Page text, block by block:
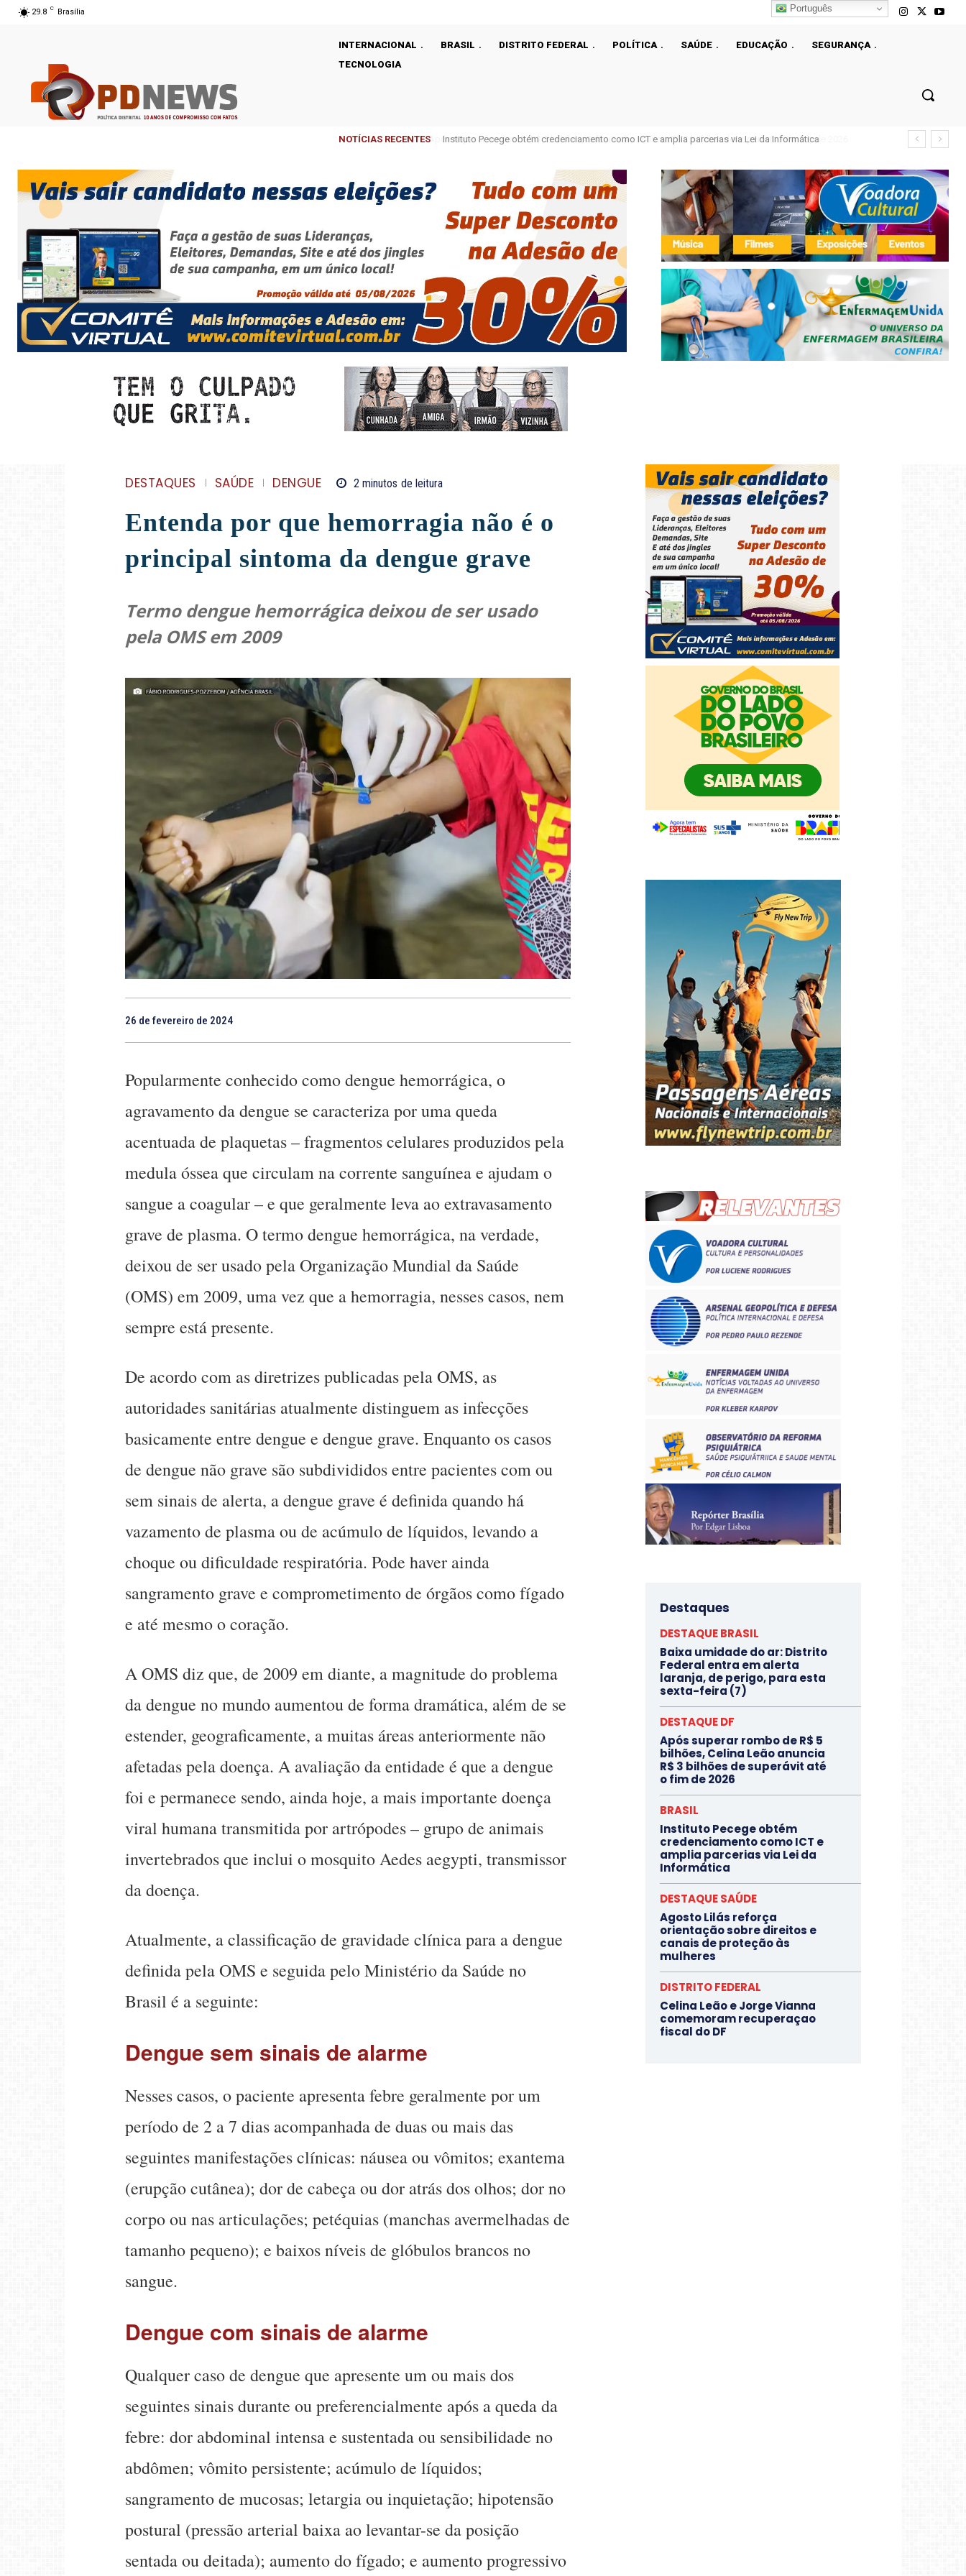
29.8 C Brasília
INTERNACIONAL BRASIL DISTRITO FEDERAL POLÍTICA SAÚDE EDUCAÇÃO
SEGURANÇA
TECNOLOGIA
NOTÍCIAS RECENTES Instituto Pecege obtém credenciamento como ICT e amplia parcerias via Lei da Informática
DESTAQUES SAÚDE DENGUE 2 minutos de leitura
Entenda por que hemorragia não é o
principal sintoma da dengue grave
Termo dengue hemorrágica deixou de ser usado
pela OMS em 2009
26 de fevereiro de 2024
Popularmente conhecido como dengue hemorrágica, o
agravamento da dengue se caracteriza por uma queda
acentuada de plaquetas – fragmentos celulares produzidos pela
medula óssea que circulam na corrente sanguínea e ajudam o
sangue a coagular – e que geralmente leva ao extravasamento
grave de plasma. O termo dengue hemorrágica, na verdade,
deixou de ser usado pela Organização Mundial da Saúde
(OMS) em 2009, uma vez que a hemorragia, nesses casos, nem
sempre está presente.
De acordo com as diretrizes publicadas pela OMS, as
autoridades sanitárias atualmente distinguem as infecções
basicamente entre dengue e dengue grave. Enquanto os casos
de dengue não grave são subdivididos entre pacientes com ou
sem sinais de alerta, a dengue grave é definida quando há
vazamento de plasma ou de acúmulo de líquidos, levando a
choque ou dificuldade respiratória. Pode haver ainda
sangramento grave e comprometimento de órgãos como fígado
e até mesmo o coração.
A OMS diz que, de 2009 em diante, a magnitude do problema
da dengue no mundo aumentou de forma dramática, além de se
estender, geograficamente, a muitas áreas anteriormente não
afetadas pela doença. A avaliação da entidade é que a dengue
foi e permanece sendo, ainda hoje, a mais importante doença
viral humana transmitida por artrópodes – grupo de animais
invertebrados que inclui o mosquito Aedes aegypti, transmissor
da doença.
Atualmente, a classificação de gravidade clínica para a dengue
definida pela OMS e seguida pelo Ministério da Saúde no
Brasil é a seguinte:
Dengue sem sinais de alarme
Nesses casos, o paciente apresenta febre geralmente por um
período de 2 a 7 dias acompanhada de duas ou mais das
seguintes manifestações clínicas: náusea ou vômitos; exantema
(erupção cutânea); dor de cabeça ou dor atrás dos olhos; dor no
corpo ou nas articulações; petéquias (manchas avermelhadas de
tamanho pequeno); e baixos níveis de glóbulos brancos no
sangue.
Dengue com sinais de alarme
Qualquer caso de dengue que apresente um ou mais dos
seguintes sinais durante ou preferencialmente após a queda da
febre: dor abdominal intensa e sustentada ou sensibilidade no
abdômen; vômito persistente; acúmulo de líquidos;
sangramento de mucosas; letargia ou inquietação; hipotensão
postural (pressão arterial baixa ao levantar-se da posição
sentada ou deitada); aumento do fígado; e aumento progressivo
Destaques
DESTAQUE BRASIL
Baixa umidade do ar: Distrito
Federal entra em alerta
laranja, de perigo, para esta
sexta-feira (7)
DESTAQUE DF
Após superar rombo de R$ 5
bilhões, Celina Leão anuncia
R$ 3 bilhões de superávit até
o fim de 2026
BRASIL
Instituto Pecege obtém
credenciamento como ICT e
amplia parcerias via Lei da
Informática
DESTAQUE SAÚDE
Agosto Lilás reforça
orientação sobre direitos e
canais de proteção às
mulheres
DISTRITO FEDERAL
Celina Leão e Jorge Vianna
comemoram recuperaçao
fiscal do DF
Português